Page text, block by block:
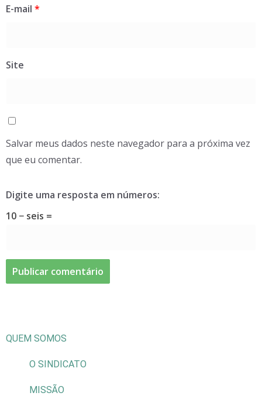
E-mail *
Site
Salvar meus dados neste navegador para a próxima vez
que eu comentar.
Digite uma resposta em números:
10 − seis =
QUEM SOMOS
O SINDICATO
MISSÃO